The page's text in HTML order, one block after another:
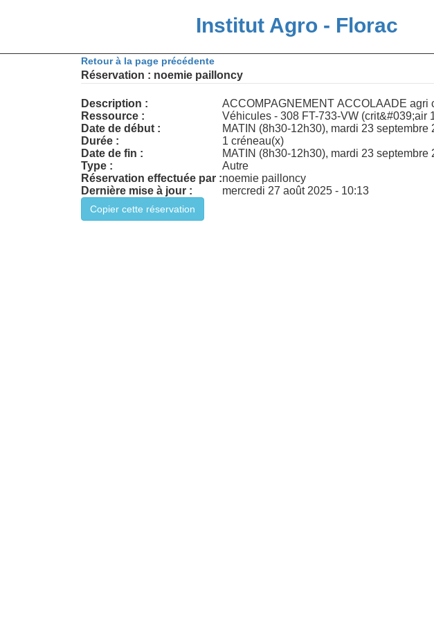
Institut Agro - Florac
Retour à la page précédente
Réservation : noemie pailloncy
Description :
ACCOMPAGNEMENT ACCOLAADE agri
Ressource :
Véhicules - 308 FT-733-VW
Date de début :
MATIN (8h30-12h30), mardi 23 septembre
Durée :
1 créneau(x)
Date de fin :
MATIN (8h30-12h30), mardi 23 septembre
Type :
Autre
Réservation effectuée par :noemie pailloncy
Dernière mise à jour :
mercredi 27 août 2025 - 10:13